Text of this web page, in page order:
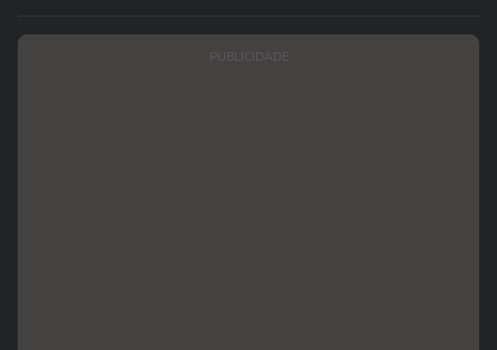
PUBLICIDADE